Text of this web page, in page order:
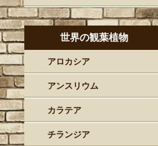
世界の観葉植物
アロカシア
アンスリウム
カラテア
チランジア